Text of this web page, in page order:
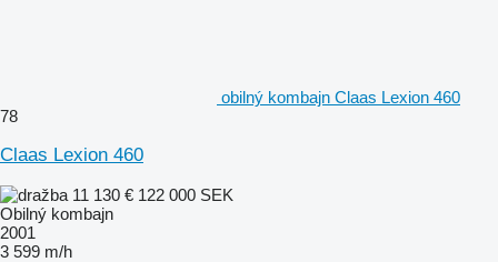
obilný kombajn Claas Lexion 460
78
Claas Lexion 460
11 130 € 122 000 SEK
Obilný kombajn
2001
3 599 m/h